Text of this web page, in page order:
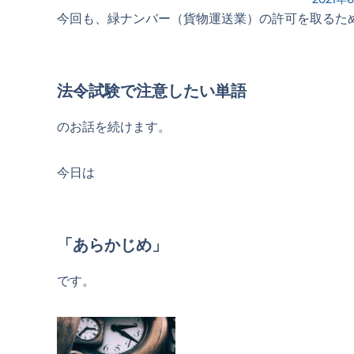
今回も、緑ナンバー（貨物運送業）の許可を取るた
法令試験で注意したい単語
のお話を続けます。
今日は
「あらかじめ」
です。